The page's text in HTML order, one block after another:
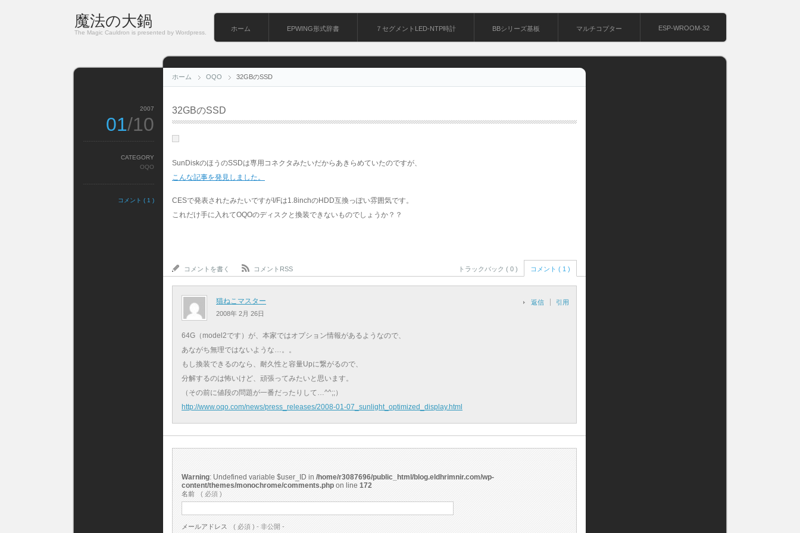
魔法の大鍋
The Magic Cauldron is presented by Wordpress.
ホーム EPWING形式辞書 ７セグメントLED-NTP時計 BBシリーズ基板 マルチコプター ESP-WROOM-32
ホーム OQO 32GBのSSD
32GBのSSD
SunDiskのほうのSSDは専用コネクタみたいだからあきらめていたのですが、
こんな記事を発見しました。
CESで発表されたみたいですがI/Fは1.8inchのHDD互換っぽい雰囲気です。
これだけ手に入れてOQOのディスクと換装できないものでしょうか？？
2007
01/10
CATEGORY
OQO
コメント ( 1 )
コメントを書く コメントRSS トラックバック ( 0 ) コメント ( 1 )
猫ねこマスター
2008年 2月 26日
返信 引用
64G（model2です）が、本家ではオプション情報があるようなので、
あながち無理ではないような…。。
もし換装できるのなら、耐久性と容量Upに繋がるので、
分解するのは怖いけど、頑張ってみたいと思います。
（その前に値段の問題が一番だったりして…^^;;）
http://www.oqo.com/news/press_releases/2008-01-07_sunlight_optimized_display.html
Warning : Undefined variable $user_ID in/home/r3087696/public_html/blog.eldhrimnir.com/wp-
content/themes/monochrome/comments.phpon line172
名前 ( 必須 )
メールアドレス ( 必須 ) - 非公開 -